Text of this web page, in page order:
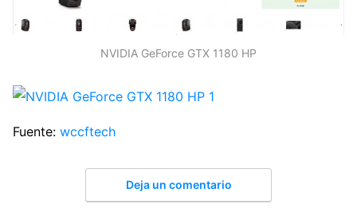
NVIDIA GeForce GTX 1180 HP
Fuente: wccftech
Deja un comentario